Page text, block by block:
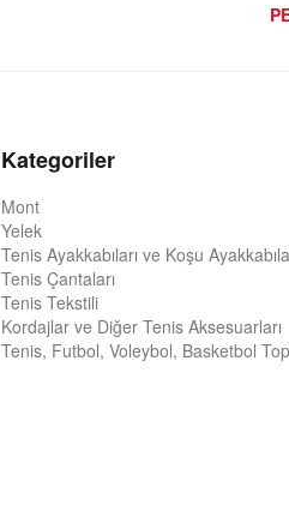
Kategoriler
Mont
Yelek
Tenis Ayakkabıları ve Koşu
Tenis Çantaları
Tenis Tekstili
Kordajlar ve Diğer Tenis Aksesuarları
Tenis, Futbol, Voleybol, Basketbol